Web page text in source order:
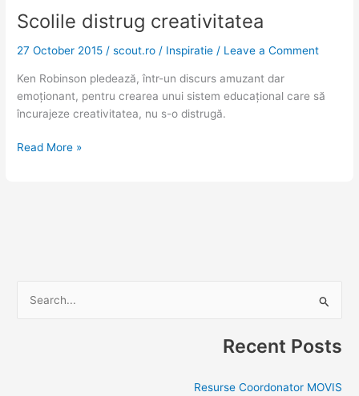
Scolile distrug creativitatea
27 October 2015 /scout.ro / Inspiratie / Leave a Comment
Ken Robinson pledează, într-un discurs amuzant dar
emoționant, pentru crearea unui sistem educațional care să
încurajeze creativitatea, nu s-o distrugă.
Scolile
creativitatea
Read More »
Recent Posts
Resurse Coordonator MOVIS